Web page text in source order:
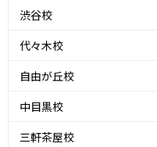
渋谷校
代々木校
自由が丘校
中目黒校
三軒茶屋校